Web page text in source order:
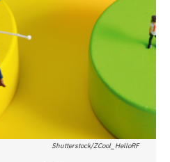
Shutterstock/ZCool_HelloRF